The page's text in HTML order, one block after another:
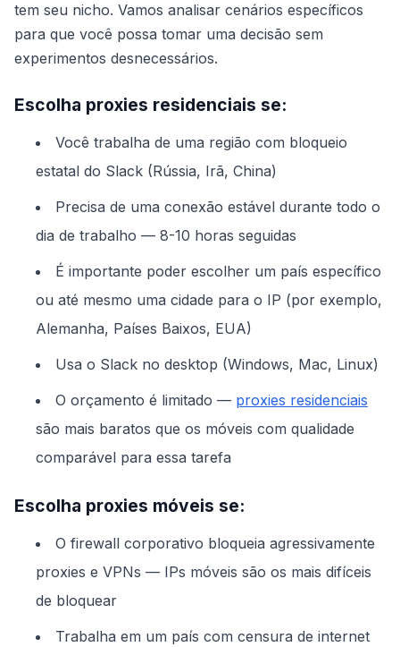
tem seu nicho. Vamos analisar cenários específicos
para que você possa tomar uma decisão sem
experimentos desnecessários.
Escolha proxies residenciais se:
Você trabalha de uma região com bloqueio
estatal do Slack (Rússia, Irã, China)
Precisa de uma conexão estável durante todo o
dia de trabalho — 8-10 horas seguidas
É importante poder escolher um país específico
ou até mesmo uma cidade para o IP (por exemplo,
Alemanha, Países Baixos, EUA)
Usa o Slack no desktop (Windows, Mac, Linux)
O orçamento é limitado — proxies residenciais
são mais baratos que os móveis com qualidade
comparável para essa tarefa
Escolha proxies móveis se:
O firewall corporativo bloqueia agressivamente
proxies e VPNs — IPs móveis são os mais difíceis
de bloquear
Trabalha em um país com censura de internet